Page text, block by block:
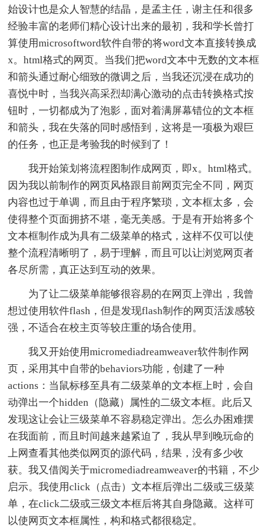
始设计也是众人智慧的结晶，是孟主任，谢主任和很多
经验丰富的老师们精心设计出来的最初，我和学长曾打
算使用microsoftword软件自带的将word文本直接转换成
x。html格式的网页。当我们把word文本中无数的文本框
和箭头通过耐心细致的微调之后，当我还沉浸在成功的
喜悦中时，当我兴高采烈却满心激动的点击转换格式按
钮时，一切都成为了泡影，面对着满屏幕错位的文本框
和箭头，我在失落的同时感悟到，这将是一项极为艰巨
的任务，也正是考验我的时候到了！
我开始策划将流程图制作成网页，即x。html格式。
因为我以前制作的网页风格跟目前网页完全不同，网页
内容也过于单调，而且由于程序繁琐，文本框太多，会
使得整个页面拥挤不堪，毫无美感。于是有开始将多个
文本框制作成为具有二级菜单的格式，这样不仅可以使
整个流程清晰明了，易于理解，而且可以让浏览网页者
各尽所需，真正达到互动的效果。
为了让二级菜单能够很容易的在网页上弹出，我曾
想过使用软件flash，但是发现flash制作的网页活泼感较
强，不适合在校主页等较庄重的场合使用。
我又开始使用micromediadreamweaver软件制作网
页，采用其中自带的behaviors功能，创建了一种
actions：当鼠标移至具有二级菜单的文本框上时，会自
动弹出一个hidden（隐藏）属性的二级文本框。此后又
发现这让会让三级菜单不容易稳定弹出。怎么办困难摆
在我面前，而且时间越来越紧迫了，我从早到晚玩命的
上网查看其他类似网页的源代码，结果，没有多少收
获。我又借阅关于micromediadreamweaver的书籍，不少
启示。我使用click（点击）文本框后弹出二级或三级菜
单，在click二级或三级文本框后将其自身隐藏。这样可
以使网页文本框属性，构和格式都很稳定。